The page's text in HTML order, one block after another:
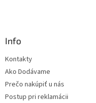
Info
Kontakty
Ako Dodávame
Prečo nakúpiť u nás
Postup pri reklamácii